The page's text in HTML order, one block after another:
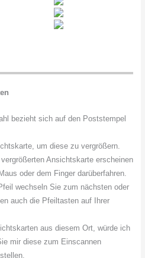
bezieht sich auf den Poststempel
um diese zu vergrößern.
Ansichtskarte erscheinen
oder dem Finger darüberfahren.
wechseln Sie zum nächsten oder
auch die Pfeiltasten auf Ihrer
aus diesem Ort, würde ich
mir diese zum Einscannen